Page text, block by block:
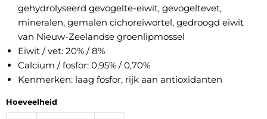
gehydrolyseerd gevogelte-eiwit, gevogeltevet,
mineralen, gemalen cichoreiwortel, gedroogd eiwit
van Nieuw-Zeelandse groenlipmossel
Eiwit / vet: 20% / 8%
Calcium / fosfor: 0,95% / 0,70%
Kenmerken: laag fosfor, rijk aan antioxidanten
Hoeveelheid